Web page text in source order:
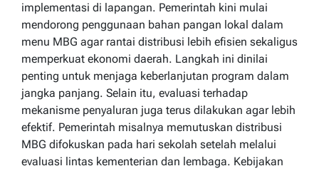
implementasi di lapangan. Pemerintah kini mulai
mendorong penggunaan bahan pangan lokal dalam
menu MBG agar rantai distribusi lebih efisien sekaligus
memperkuat ekonomi daerah. Langkah ini dinilai
penting untuk menjaga keberlanjutan program dalam
jangka panjang. Selain itu, evaluasi terhadap
mekanisme penyaluran juga terus dilakukan agar lebih
efektif. Pemerintah misalnya memutuskan distribusi
MBG difokuskan pada hari sekolah setelah melalui
evaluasi lintas kementerian dan lembaga. Kebijakan